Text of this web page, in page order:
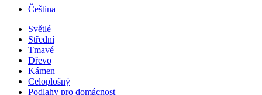
Čeština
Světlé
Střední
Tmavé
Dřevo
Kámen
Celoplošný
Podlahy pro domácnost